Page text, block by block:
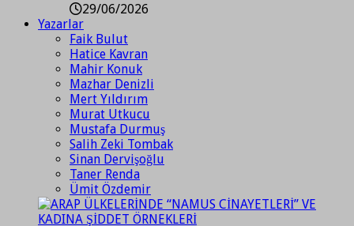
29/06/2026
Yazarlar
Faik Bulut
Hatice Kavran
Mahir Konuk
Mazhar Denizli
Mert Yıldırım
Murat Utkucu
Mustafa Durmuş
Salih Zeki Tombak
Sinan Dervişoğlu
Taner Renda
Ümit Özdemir